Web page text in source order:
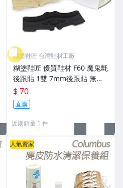
糊塗鞋匠 台灣鞋材工廠
糊塗鞋匠 優質鞋材 F60 魔鬼氈
後跟貼 1雙 7mm後跟貼 無膠
後跟貼 海綿後跟貼 免貼膠
$ 70
直購
近期銷量 1 件
人氣賣家